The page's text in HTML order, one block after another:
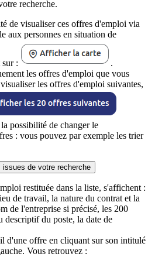
recherche.
de visualiser ces offres d'emploi via
aux personnes en situation de
:
.
les offres d'emploi que vous
les offres d'emploi suivantes,
possibilité de changer le
: vous pouvez par exemple les trier
de votre recherche
restituée dans la liste, s'affichent :
de travail, la nature du contrat et la
de l'entreprise si précisé, les 200
descriptif du poste, la date de
d'une offre en cliquant sur son intitulé
Vous retrouvez :